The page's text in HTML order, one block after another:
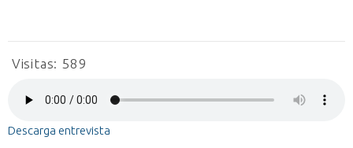
Visitas: 589
Descarga entrevista